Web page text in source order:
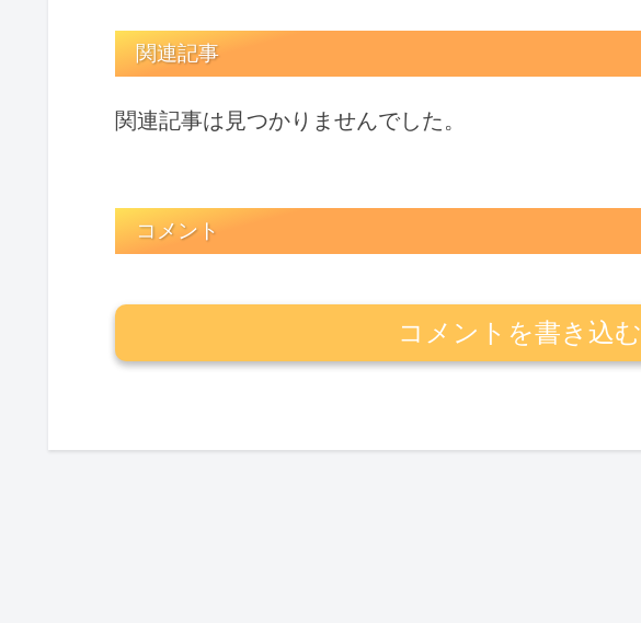
関連記事
関連記事は見つかりませんでした。
コメント
コメントを書き込む